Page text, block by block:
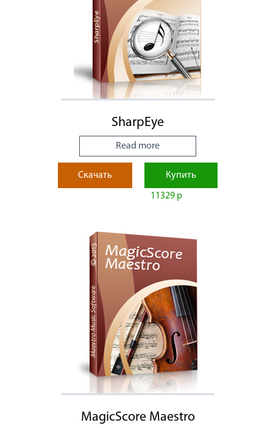
SharpEye
Read more
Скачать Купить
11329 р
MagicScore Maestro